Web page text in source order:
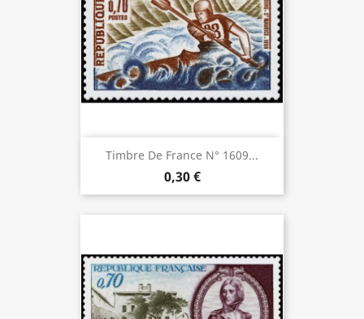
Timbre De France N° 1609...
0,30 €